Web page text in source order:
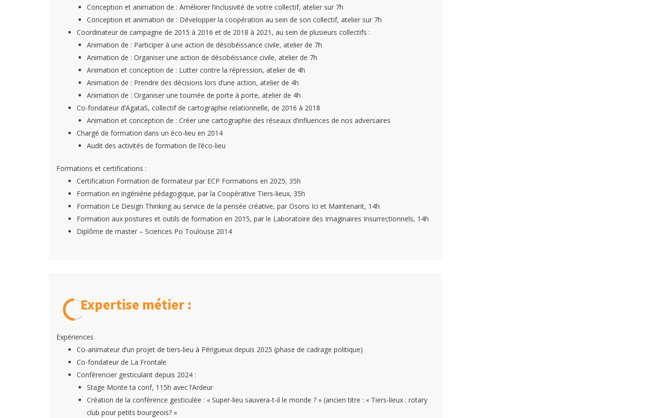
Conception et animation de : Améliorer l’inclusivité de votre collectif, atelier sur 7h
Conception et animation de : Développer la coopération au sein de son collectif, atelier sur 7h
Coordinateur de campagne de 2015 à 2016 et de 2018 à 2021, au sein de plusieurs collectifs :
Animation de : Participer à une action de désobéissance civile, atelier de 7h
Animation de : Organiser une action de désobéissance civile, atelier de 7h
Animation et conception de : Lutter contre la répression, atelier de 4h
Animation de : Prendre des décisions lors d’une action, atelier de 4h
Animation de : Organiser une tournée de porte à porte, atelier de 4h
Co-fondateur d’AgataS, collectif de cartographie relationnelle, de 2016 à 2018
Animation et conception de : Créer une cartographie des réseaux d’influences de nos adversaires
Chargé de formation dans un éco-lieu en 2014
Audit des activités de formation de l’éco-lieu
Formations et certifications :
Certification Formation de formateur par ECP Formations en 2025, 35h
Formation en ingéniérie pédagogique, par la Coopérative Tiers-lieux, 35h
Formation Le Design Thinking au service de la pensée créative, par Osons Ici et Maintenant, 14h
Formation aux postures et outils de formation en 2015, par le Laboratoire des Imaginaires Insurrectionnels, 14h
Diplôme de master – Sciences Po Toulouse 2014
Expertise métier :
Expériences
Co-animateur d’un projet de tiers-lieu à Périgueux depuis 2025 (phase de cadrage politique)
Co-fondateur de La Frontale
Conférencier gesticulant depuis 2024 :
Stage Monte ta conf, 115h avec l’Ardeur
Création de la conférence gesticulée : « Super-lieu sauvera-t-il le monde ? » (ancien titre : « Tiers-lieux : rotary
club pour petits bourgeois? »